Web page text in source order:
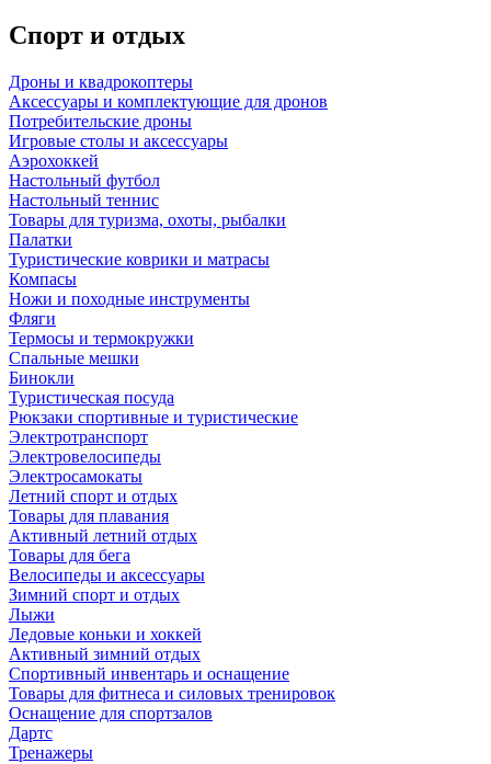
Спорт и отдых
Дроны и квадрокоптеры
Аксессуары и комплектующие для дронов
Потребительские дроны
Игровые столы и аксессуары
Аэрохоккей
Настольный футбол
Настольный теннис
Товары для туризма, охоты, рыбалки
Палатки
Туристические коврики и матрасы
Компасы
Ножи и походные инструменты
Фляги
Термосы и термокружки
Спальные мешки
Бинокли
Туристическая посуда
Рюкзаки спортивные и туристические
Электротранспорт
Электровелосипеды
Электросамокаты
Летний спорт и отдых
Товары для плавания
Активный летний отдых
Товары для бега
Велосипеды и аксессуары
Зимний спорт и отдых
Лыжи
Ледовые коньки и хоккей
Активный зимний отдых
Спортивный инвентарь и оснащение
Товары для фитнеса и силовых тренировок
Оснащение для спортзалов
Дартс
Тренажеры